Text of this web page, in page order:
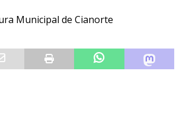
Municipal de Cianorte